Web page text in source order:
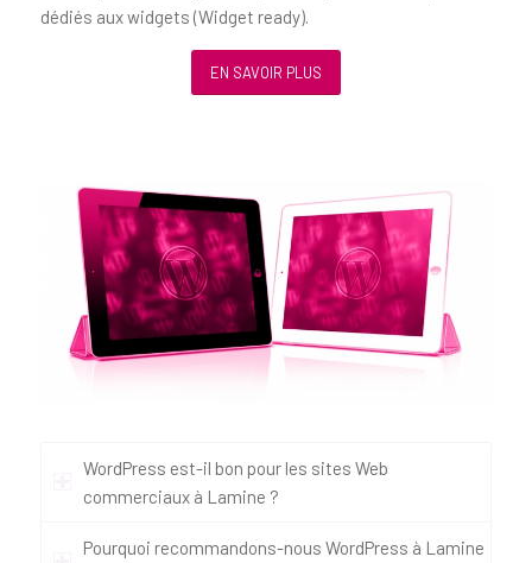
dédiés aux widgets (Widget ready).
EN SAVOIR PLUS
WordPress est-il bon pour les sites Web
commerciaux à Lamine ?
Pourquoi recommandons-nous WordPress à Lamine